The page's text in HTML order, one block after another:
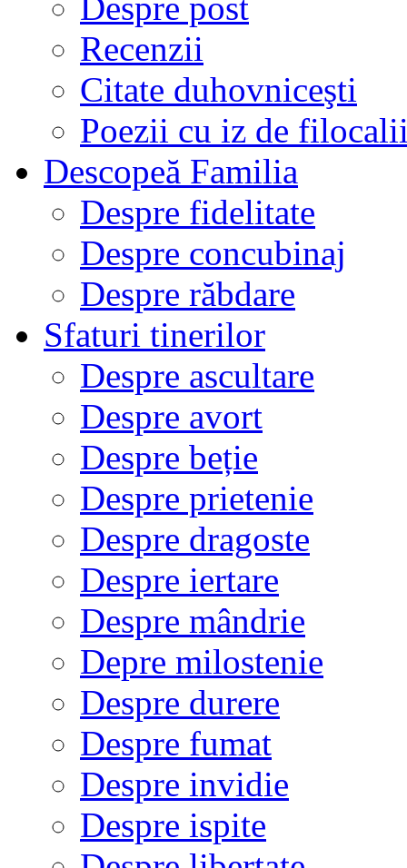
Recenzii
Citate duhovniceşti
Poezii cu iz de
Descopeă Familia
Despre fidelitate
Despre concubinaj
Despre răbdare
Sfaturi tinerilor
Despre ascultare
Despre avort
Despre beție
Despre prietenie
Despre dragoste
Despre iertare
Despre mândrie
Depre milostenie
Despre durere
Despre fumat
Despre invidie
Despre ispite